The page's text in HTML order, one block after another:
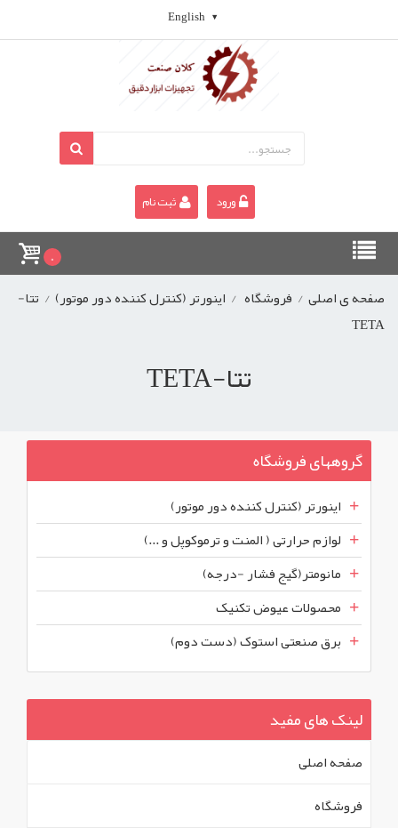
English
ورود ثبت نام
0
صفحه ی اصلی / فروشگاه / اینورتر (کنترل کننده دور موتور) / تتا-
TETA
تتا-TETA
گروههای فروشگاه
اینورتر (کنترل کننده دور موتور)
لوازم حرارتی ( المنت و ترموکوپل و ...)
مانومتر(گیج فشار -درجه)
محصولات عیوض تکنیک
برق صنعتی استوک (دست دوم)
لینک های مفید
صفحه اصلی
فروشگاه